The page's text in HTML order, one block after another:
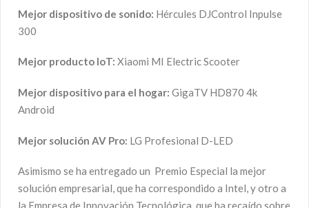
Mejor dispositivo de sonido: Hércules DJControl Inpulse
300
Mejor producto IoT: Xiaomi MI Electric Scooter
Mejor dispositivo para el hogar: GigaTV HD870 4k
Android
Mejor solución AV Pro: LG Profesional D-LED
Asimismo se ha entregado un Premio Especial la mejor
solución empresarial, que ha correspondido a Intel, y otro a
la Empresa de Innovación Tecnológica, que ha recaído sobre